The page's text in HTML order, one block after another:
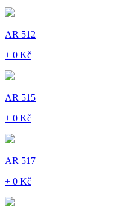
AR 512
+ 0 Kč
AR 515
+ 0 Kč
AR 517
+ 0 Kč